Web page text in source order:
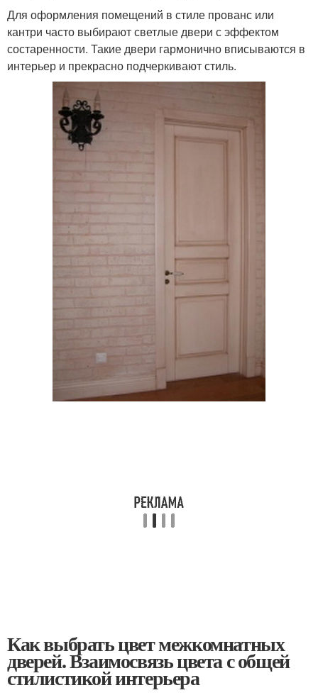
Для оформления помещений в стиле прованс или
кантри часто выбирают светлые двери с эффектом
состаренности. Такие двери гармонично вписываются в
интерьер и прекрасно подчеркивают стиль.
Как выбрать цвет межкомнатных
дверей. Взаимосвязь цвета с общей
стилистикой интерьера